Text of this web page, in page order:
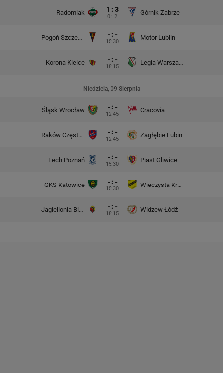
Radomiak 1 : 3
0 : 2
Górnik Zabrze
Pogoń Szczecin - : -
15:30
Motor Lublin
Korona Kielce - : -
18:15
Legia Warszawa
Niedziela, 09 Sierpnia
Śląsk Wrocław - : -
12:45
Cracovia
Raków Częstochowa - : -
12:45
Zagłębie Lubin
Lech Poznań - : -
15:30
Piast Gliwice
GKS Katowice - : -
15:30
Wieczysta Kraków
Jagiellonia Białystok - : -
18:15
Widzew Łódź